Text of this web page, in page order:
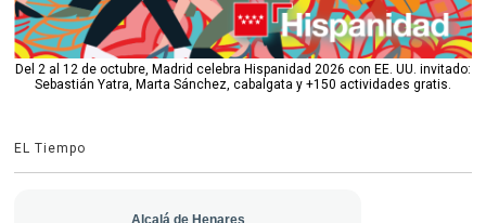
Del 2 al 12 de octubre, Madrid celebra Hispanidad 2026 con EE. UU. invitado:
Sebastián Yatra, Marta Sánchez, cabalgata y +150 actividades gratis.
EL Tiempo